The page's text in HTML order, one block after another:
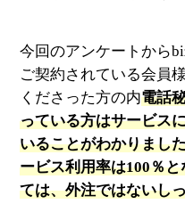
今回のアンケートから
ご契約されている会員
くださった方の内電話
っている方はサービス
いることがわかりまし
ービス利用率は100％
ては、外注ではないし